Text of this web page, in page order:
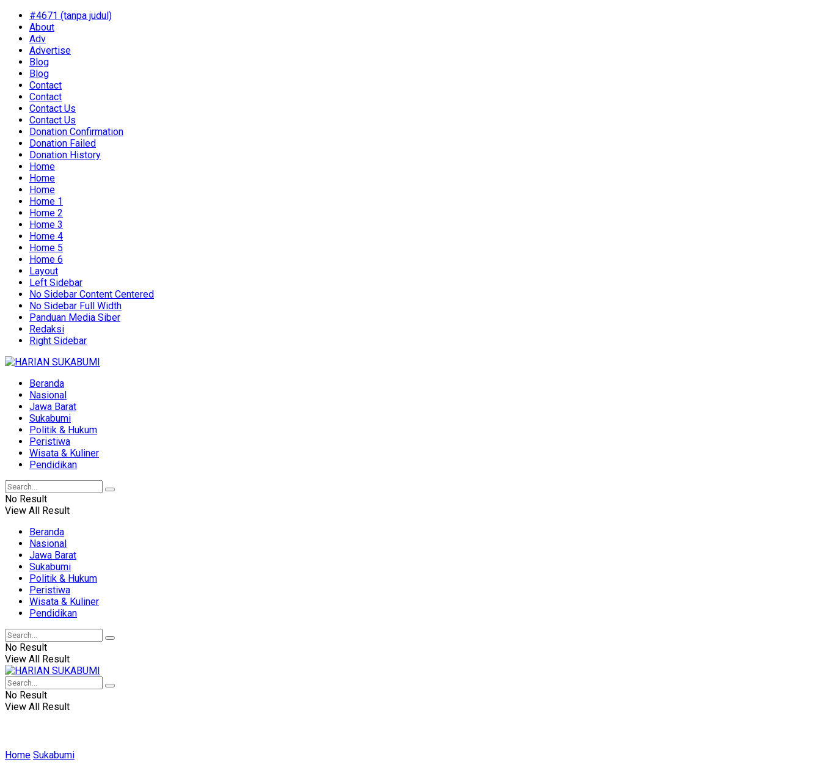
#4671 (tanpa judul)
About
Adv
Advertise
Blog
Blog
Contact
Contact
Contact Us
Contact Us
Donation Confirmation
Donation Failed
Donation History
Home
Home
Home
Home 1
Home 2
Home 3
Home 4
Home 5
Home 6
Layout
Left Sidebar
No Sidebar Content Centered
No Sidebar Full Width
Panduan Media Siber
Redaksi
Right Sidebar
Beranda
Nasional
Jawa Barat
Sukabumi
Politik & Hukum
Peristiwa
Wisata & Kuliner
Pendidikan
No Result
View All Result
Beranda
Nasional
Jawa Barat
Sukabumi
Politik & Hukum
Peristiwa
Wisata & Kuliner
Pendidikan
No Result
View All Result
No Result
View All Result
Home Sukabumi